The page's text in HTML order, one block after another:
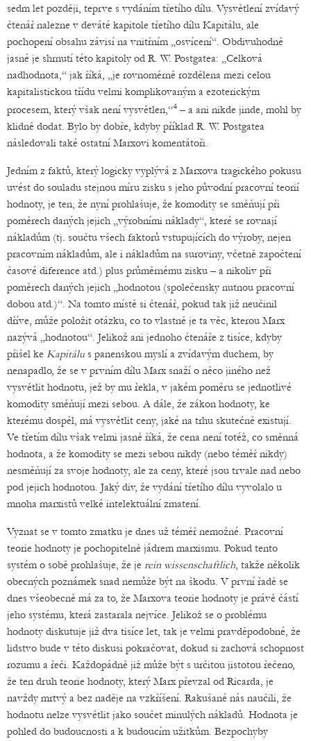
sedm let později, teprve s vydáním třetího dílu. Vysvětlení zvídavý
čtenář nalezne v deváté kapitole třetího dílu Kapitálu, ale
pochopení obsahu závisí na vnitřním „osvícení“. Obdivuhodně
jasné je shrnutí této kapitoly od R. W. Postgatea: „Celková
nadhodnota,“ jak říká, „je rovnoměrně rozdělena mezi celou
kapitalistickou třídu velmi komplikovaným a ezoterickým
procesem, který však není vysvětlen,“4 – a ani nikde jinde, mohl by
klidně dodat. Bylo by dobře, kdyby příklad R. W. Postgatea
následovali také ostatní Marxovi komentátoři.
Jedním z faktů, který logicky vyplývá z Marxova tragického pokusu
uvést do souladu stejnou míru zisku s jeho původní pracovní teorií
hodnoty, je ten, že nyní prohlašuje, že komodity se směňují při
poměrech daných jejich „výrobními náklady“, které se rovnají
nákladům (tj. součtu všech faktorů vstupujících do výroby, nejen
pracovním nákladům, ale i nákladům na suroviny, včetně započtení
časové diference atd.) plus průměrnému zisku – a nikoliv při
poměrech daných jejich „hodnotou (společensky nutnou pracovní
dobou atd.)“. Na tomto místě si čtenář, pokud tak již neučinil
dříve, může položit otázku, co to vlastně je ta věc, kterou Marx
nazývá „hodnotou“. Jelikož ani jednoho čtenáře z tisíce, kdyby
přišel ke Kapitálu s panenskou myslí a zvídavým duchem, by
nenapadlo, že se v prvním dílu Marx snaží o něco jiného než
vysvětlit hodnotu, jež by mu řekla, v jakém poměru se jednotlivé
komodity směňují mezi sebou. A dále, že zákon hodnoty, ke
kterému dospěl, má vysvětlit ceny, jaké na trhu skutečně existují.
Ve třetím dílu však velmi jasně říká, že cena není totéž, co směnná
hodnota, a že komodity se mezi sebou nikdy (nebo téměř nikdy)
nesměňují za svoje hodnoty, ale za ceny, které jsou trvale nad nebo
pod jejich hodnotou. Jaký div, že vydání třetího dílu vyvolalo u
mnoha marxistů velké intelektuální zmatení.
Vyznat se v tomto zmatku je dnes už téměř nemožné. Pracovní
teorie hodnoty je pochopitelně jádrem marxismu. Pokud tento
systém o sobě prohlašuje, že je rein wissenschaftlich, takže několik
obecných poznámek snad nemůže být na škodu. V první řadě se
dnes všeobecně má za to, že Marxova teorie hodnoty je právě částí
jeho systému, která zastarala nejvíce. Jelikož se o problému
hodnoty diskutuje již dva tisíce let, tak je velmi pravděpodobné, že
lidstvo bude v této diskusi pokračovat, dokud si zachová schopnost
rozumu a řeči. Každopádně již může být s určitou jistotou řečeno,
že ten druh teorie hodnoty, který Marx převzal od Ricarda, je
navždy mrtvý a bez naděje na vzkříšení. Rakušané nás naučili, že
hodnotu nelze vysvětlit jako součet minulých nákladů. Hodnota je
pohled do budoucnosti a k budoucím užitkům. Bezpochyby